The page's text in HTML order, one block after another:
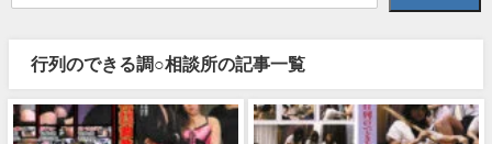
行列のできる調○相談所の記事一覧